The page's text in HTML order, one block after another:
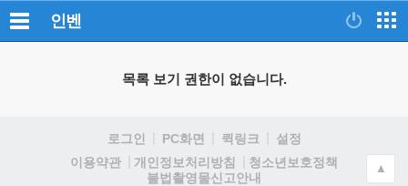
인벤
목록 보기 권한이 없습니다.
로그인 PC화면 퀵링크
설정
이용약관
개인정보처리방침
청소년보호정책
불법촬영물신고안내
▲